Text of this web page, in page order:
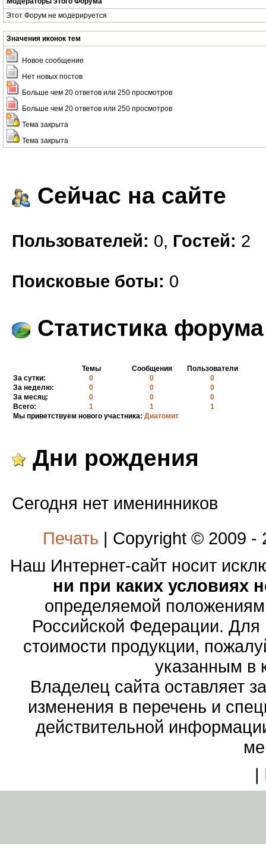
Этот Форум не модерируется
Значения иконок тем
Новое сообщение
Нет новых постов
Больше чем 20 ответов или 250 просмотров
Больше чем 20 ответов или 250 просмотров
Тема закрыта
Тема закрыта
Сейчас на сайте
Пользователей: 0, Гостей: 2
Поисковые боты: 0
Статистика форума
Темы Сообщения
Пользователи
За сутки:
0 0
0
За неделю:
0 0
0
За месяц:
0 0
0
Всего:
1 1
1
Мы приветствуем нового участника: Диатомит
Дни рождения
Сегодня нет именинников
Печать | Copyright © 2009 -
Наш Интернет-сайт носит
ни при каких условиях
определяемой
Российской Федерации.
стоимости продукции,
указанным в
Владелец сайта оставляет
изменения в перечень и
действительной
|